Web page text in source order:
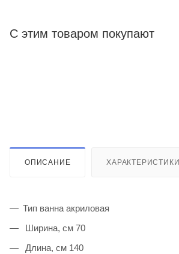
С этим товаром покупают
ОПИСАНИЕ ХАРАКТЕРИСТИКИ
Тип ванна акриловая
Ширина, см 70
Длина, см 140